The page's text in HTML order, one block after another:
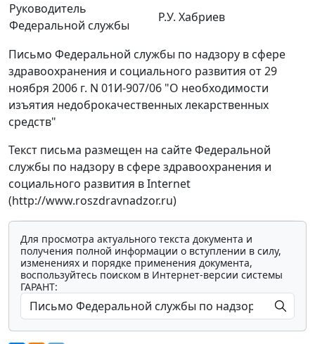
Руководитель
Федеральной службы
Р.У. Хабриев
Письмо Федеральной службы по надзору в сфере
здравоохранения и социального развития от 29
ноября 2006 г. N 01И-907/06 "О необходимости
изъятия недоброкачественных лекарственных
средств"
Текст письма размещен на сайте Федеральной
службы по надзору в сфере здравоохранения и
социального развития в Internet
(http://www.roszdravnadzor.ru)
Для просмотра актуального текста документа и
получения полной информации о вступлении в силу,
изменениях и порядке применения документа,
воспользуйтесь поиском в Интернет-версии системы
ГАРАНТ: